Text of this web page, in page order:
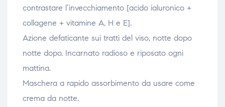
contrastare l’invecchiamento [acido ialuronico +
collagene + vitamine A, H e E].
Azione defaticante sui tratti del viso, notte dopo
notte dopo. Incarnato radioso e riposato ogni
mattina.
Maschera a rapido assorbimento da usare come
crema da notte.